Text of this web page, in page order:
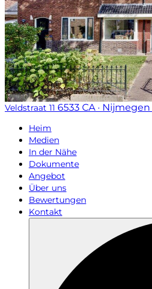
Veldstraat 11 6533 CA · Nijmegen
Heim
Medien
In der Nähe
Dokumente
Angebot
Über uns
Bewertungen
Kontakt